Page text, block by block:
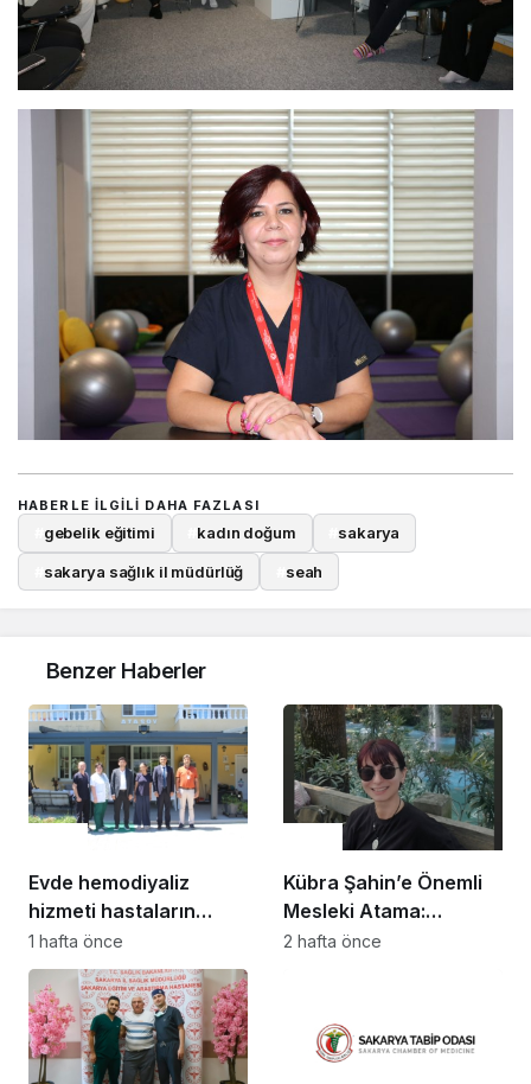
HABERLE ILGILI DAHA FAZLASI
gebelik eğitimi kadın doğum sakarya
sakarya sağlık il müdürlüğ seah
Benzer Haberler
Evde hemodiyaliz
hizmeti hastaların
yaşam kalitesini
artırıyor
1 hafta önce
Kübra Şahin’e Önemli
Mesleki Atama:
Gastroenteroloji
2 hafta önce